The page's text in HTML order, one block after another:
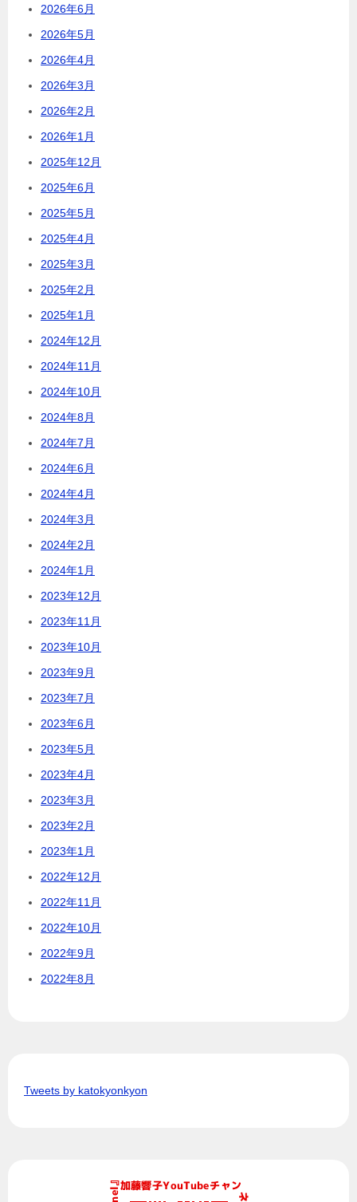
2026年6月
2026年5月
2026年4月
2026年3月
2026年2月
2026年1月
2025年12月
2025年6月
2025年5月
2025年4月
2025年3月
2025年2月
2025年1月
2024年12月
2024年11月
2024年10月
2024年8月
2024年7月
2024年6月
2024年4月
2024年3月
2024年2月
2024年1月
2023年12月
2023年11月
2023年10月
2023年9月
2023年7月
2023年6月
2023年5月
2023年4月
2023年3月
2023年2月
2023年1月
2022年12月
2022年11月
2022年10月
2022年9月
2022年8月
Tweets by katokyonkyon